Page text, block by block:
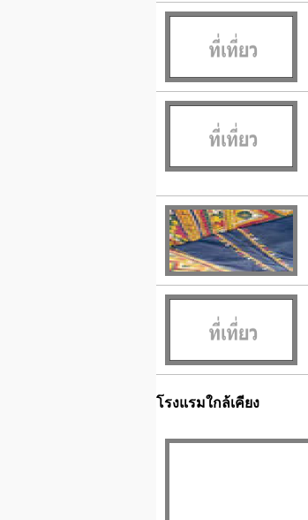
โรงแรมใกล้เคียง